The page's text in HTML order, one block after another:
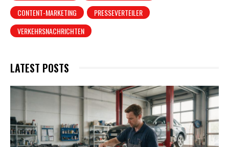
CONTENT-MARKETING
PRESSEVERTEILER
VERKEHRSNACHRICHTEN
LATEST POSTS